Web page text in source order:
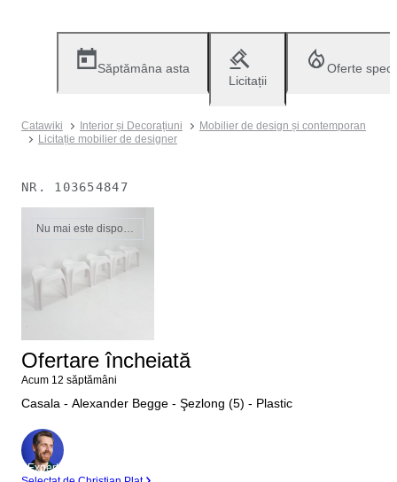
Săptămâna asta
Licitații
Oferte
Catawiki Interior și Decorațiuni
Mobilier de design și contemporan
Licitație mobilier de designer
NR. 103654847
Nu mai este disponibil
Ofertare încheiată
Acum 12 săptămâni
Casala - Alexander Begge - Şezlong (5) - Plastic
Expert